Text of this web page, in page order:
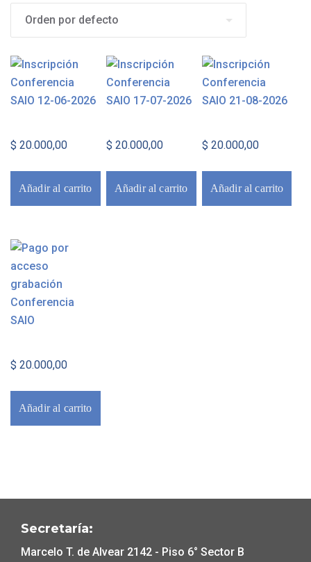
$ 20.000,00
Añadir al carrito
$ 20.000,00
Añadir al carrito
$ 20.000,00
Añadir al carrito
$ 20.000,00
Añadir al carrito
Secretaría:
Marcelo T. de Alvear 2142 - Piso 6° Sector B